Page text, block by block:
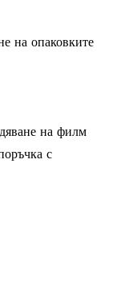
на опаковките
на филм
с